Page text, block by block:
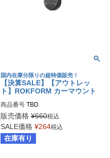
国内在庫分限りの超特価販売！
【決算SALE】【アウトレッ
ト】ROKFORM カーマウント
マグネットマウント スモール
商品番号 TBD
販売価格 ¥660税込
SALE価格 ¥264税込
在庫有り